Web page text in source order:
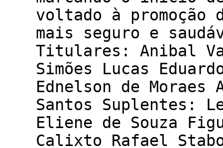
voltado à promoção
mais seguro e
Titulares: Anibal
Simões Lucas
Ednelson de
Santos Suplentes:
Eliene de Souza
Calixto Rafael